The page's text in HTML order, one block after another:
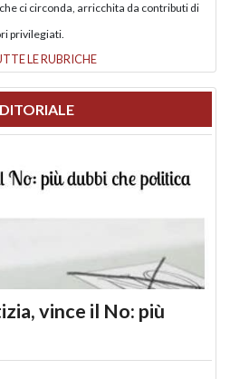
ci circonda, arricchita da contributi di
privilegiati.
LE RUBRICHE
vince il No: più